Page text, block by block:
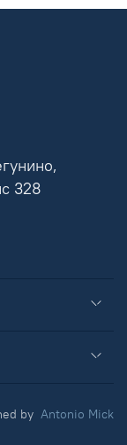
328
by Antonio Mick